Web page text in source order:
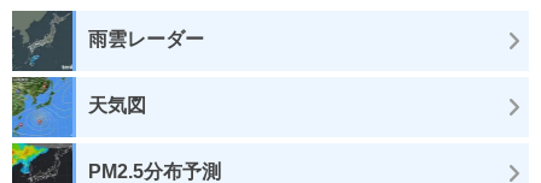
雨雲レーダー
天気図
PM2.5分布予測